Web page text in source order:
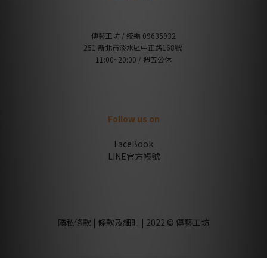
傳藝工坊 / 統編 09635932
251 新北市淡水區中正路168號
11:00~20:00 / 週五公休
Follow us on
FaceBook
LINE官方帳號
隱私條款 | 條款及細則 | 2022 © 傳藝工坊